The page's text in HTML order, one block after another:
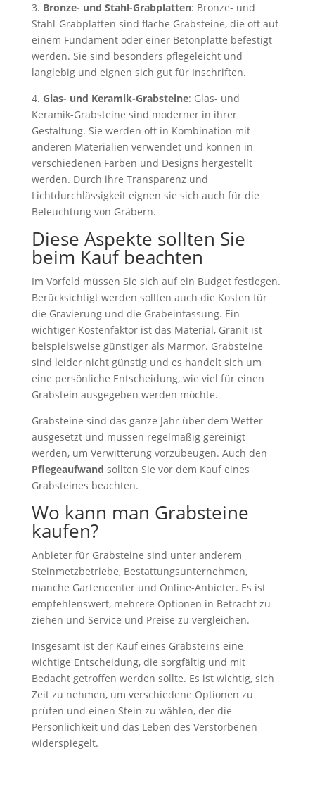
3. Bronze- und Stahl-Grabplatten: Bronze- und
Stahl-Grabplatten sind flache Grabsteine, die oft auf
einem Fundament oder einer Betonplatte befestigt
werden. Sie sind besonders pflegeleicht und
langlebig und eignen sich gut für Inschriften.
4. Glas- und Keramik-Grabsteine: Glas- und
Keramik-Grabsteine sind moderner in ihrer
Gestaltung. Sie werden oft in Kombination mit
anderen Materialien verwendet und können in
verschiedenen Farben und Designs hergestellt
werden. Durch ihre Transparenz und
Lichtdurchlässigkeit eignen sie sich auch für die
Beleuchtung von Gräbern.
Diese Aspekte sollten Sie
beim Kauf beachten
Im Vorfeld müssen Sie sich auf ein Budget festlegen.
Berücksichtigt werden sollten auch die Kosten für
die Gravierung und die Grabeinfassung. Ein
wichtiger Kostenfaktor ist das Material, Granit ist
beispielsweise günstiger als Marmor. Grabsteine
sind leider nicht günstig und es handelt sich um
eine persönliche Entscheidung, wie viel für einen
Grabstein ausgegeben werden möchte.
Grabsteine sind das ganze Jahr über dem Wetter
ausgesetzt und müssen regelmäßig gereinigt
werden, um Verwitterung vorzubeugen. Auch den
Pflegeaufwand sollten Sie vor dem Kauf eines
Grabsteines beachten.
Wo kann man Grabsteine
kaufen?
Anbieter für Grabsteine sind unter anderem
Steinmetzbetriebe, Bestattungsunternehmen,
manche Gartencenter und Online-Anbieter. Es ist
empfehlenswert, mehrere Optionen in Betracht zu
ziehen und Service und Preise zu vergleichen.
Insgesamt ist der Kauf eines Grabsteins eine
wichtige Entscheidung, die sorgfältig und mit
Bedacht getroffen werden sollte. Es ist wichtig, sich
Zeit zu nehmen, um verschiedene Optionen zu
prüfen und einen Stein zu wählen, der die
Persönlichkeit und das Leben des Verstorbenen
widerspiegelt.